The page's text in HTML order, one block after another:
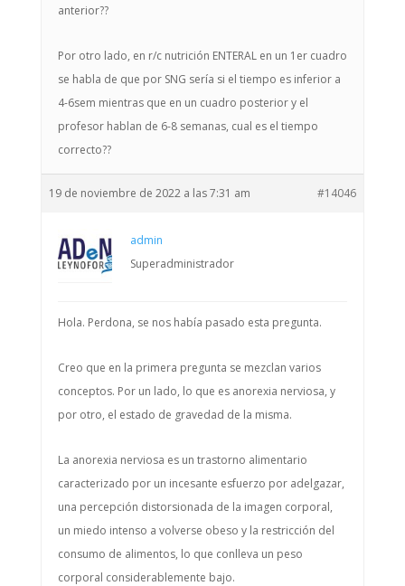
anterior??
Por otro lado, en r/c nutrición ENTERAL en un 1er cuadro
se habla de que por SNG sería si el tiempo es inferior a
4-6sem mientras que en un cuadro posterior y el
profesor hablan de 6-8 semanas, cual es el tiempo
correcto??
19 de noviembre de 2022 a las 7:31 am #14046
admin
Superadministrador
Hola. Perdona, se nos había pasado esta pregunta.
Creo que en la primera pregunta se mezclan varios
conceptos. Por un lado, lo que es anorexia nerviosa, y
por otro, el estado de gravedad de la misma.
La anorexia nerviosa es un trastorno alimentario
caracterizado por un incesante esfuerzo por adelgazar,
una percepción distorsionada de la imagen corporal,
un miedo intenso a volverse obeso y la restricción del
consumo de alimentos, lo que conlleva un peso
corporal considerablemente bajo.